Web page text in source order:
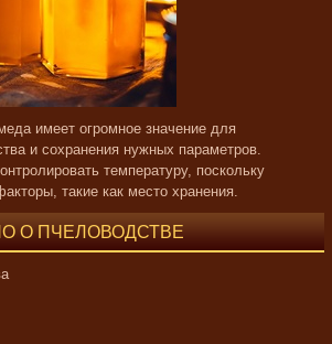
имеет огромное значение для
и сохранения нужных параметров.
температуру, поскольку
такие как место хранения.
О ПЧЕЛОВОДСТВЕ